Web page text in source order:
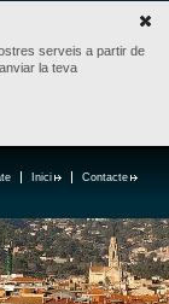
serveis a partir de
la teva
Contacte
Inici